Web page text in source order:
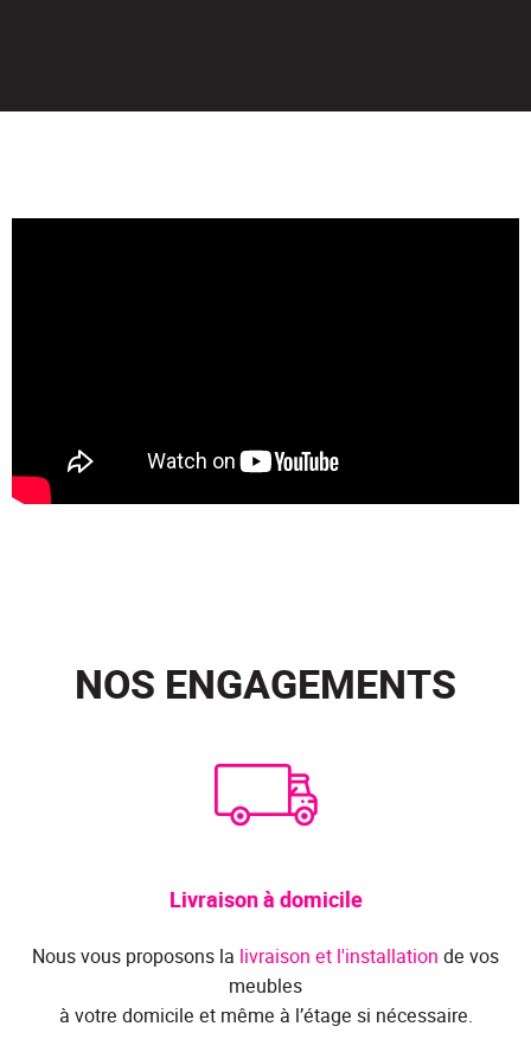
NOS ENGAGEMENTS
Livraison à domicile
Nous vous proposons la livraison et l'installation de vos
meubles
à votre domicile et même à l’étage si nécessaire.